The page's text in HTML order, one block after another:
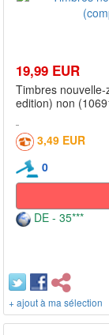
19,99 EUR
Timbres
edition) non
3,49 EUR
0
DE - 35***
+ ajout à ma sélection